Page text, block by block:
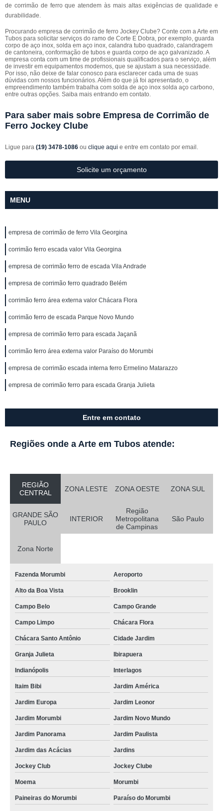
de corrimão de ferro que atendem às mais altas exigências de qualidade e
durabilidade.
Procurando empresa de corrimão de ferro Jockey Clube? Conte com a Arte em
Tubos para solicitar serviços do ramo de Corte E Dobra, por exemplo, guarda
corpo de aço inox, solda em aço inox, calandra tubo quadrado, calandragem
de cantoneira, conformação de tubos e guarda corpo de aço galvanizado. A
empresa conta com um time de profissionais qualificados para o serviço, além
de investir em equipamentos modernos, que se ajustam a sua necessidade.
Por isso, não deixe de falar conosco para esclarecer cada uma de suas
dúvidas com nossos funcionários. Além do que já foi apresentado, o
empreendimento também trabalha com solda de aço inox solda aço carbono,
entre outras opções. Saiba mais entrando em contato.
Para saber mais sobre Empresa de Corrimão de
Ferro Jockey Clube
Ligue para (19) 3478-1086 ou clique aqui e entre em contato por email.
Solicite um orçamento
MENU
empresa de corrimão de ferro Vila Georgina
corrimão ferro escada valor Vila Georgina
empresa de corrimão ferro de escada Vila Andrade
empresa de corrimão ferro quadrado Belém
corrimão ferro área externa valor Chácara Flora
corrimão ferro de escada Parque Novo Mundo
empresa de corrimão ferro para escada Jaçanã
corrimão ferro área externa valor Paraíso do Morumbi
empresa de corrimão escada interna ferro Ermelino Matarazzo
empresa de corrimão ferro para escada Granja Julieta
Entre em contato
Regiões onde a Arte em Tubos atende:
REGIÃO
CENTRAL
ZONA LESTE ZONA OESTE ZONA SUL
GRANDE SÃO
PAULO
INTERIOR
Região
Metropolitana
de Campinas
São Paulo
Zona Norte
Fazenda Morumbi Aeroporto
Alto da Boa Vista Brooklin
Campo Belo Campo Grande
Campo Limpo Chácara Flora
Chácara Santo Antônio Cidade Jardim
Granja Julieta Ibirapuera
Indianópolis Interlagos
Itaim Bibi Jardim América
Jardim Europa Jardim Leonor
Jardim Morumbi Jardim Novo Mundo
Jardim Panorama Jardim Paulista
Jardim das Acácias Jardins
Jockey Club Jockey Clube
Moema Morumbi
Paineiras do Morumbi Paraíso do Morumbi